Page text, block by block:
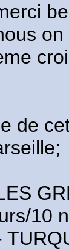
de
10